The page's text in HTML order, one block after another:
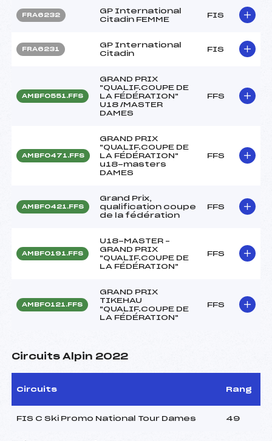
FRA6232
GP International
Citadin FEMME
FIS
FRA6231
GP International
Citadin
FIS
AMBF0551.FFS
GRAND PRIX
"QUALIF.COUPE DE
LA FÉDÉRATION"
U18 /MASTER
DAMES
FFS
AMBF0471.FFS
GRAND PRIX
"QUALIF.COUPE DE
LA FÉDÉRATION"
u18-masters
DAMES
FFS
AMBF0421.FFS
Grand Prix,
qualification coupe
de la fédération
FFS
AMBF0191.FFS
U18-MASTER –
GRAND PRIX
"QUALIF.COUPE DE
LA FÉDÉRATION"
FFS
AMBF0121.FFS
GRAND PRIX
TIKEHAU
"QUALIF.COUPE DE
LA FÉDÉRATION"
FFS
Circuits Alpin 2022
Circuits Rang
FIS C Ski Promo National Tour Dames 49